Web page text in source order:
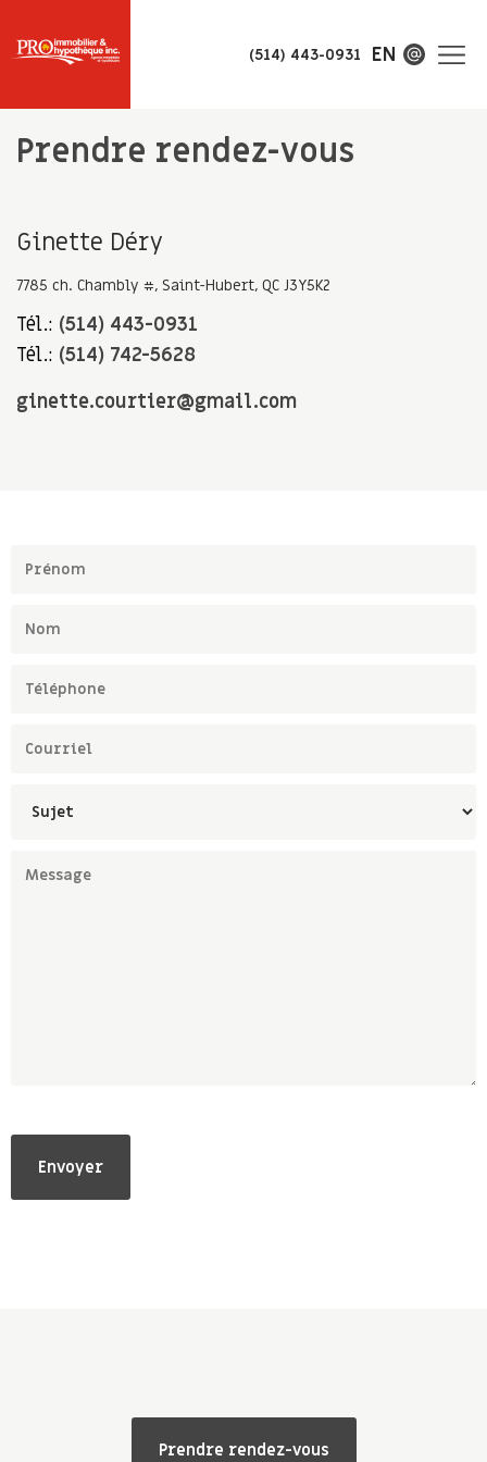
(514) 443-0931 EN
Prendre rendez-vous
Ginette Déry
7785 ch. Chambly #, Saint-Hubert, QC J3Y5K2
Tél.: (514) 443-0931
Tél.: (514) 742-5628
ginette.courtier@gmail.com
Prendre rendez-vous